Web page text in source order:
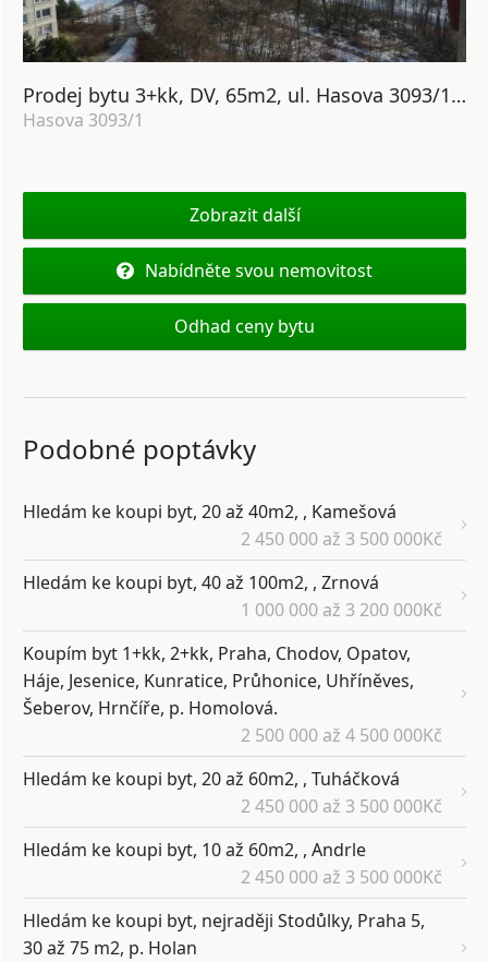
Prodej bytu 3+kk, DV, 65m2, ul. Hasova 3093/1, P-12 Modřany
Hasova 3093/1
Zobrazit další
Nabídněte svou nemovitost
Odhad ceny bytu
Podobné poptávky
Hledám ke koupi byt, 20 až 40m2, , Kamešová
2 450 000 až 3 500 000Kč
Hledám ke koupi byt, 40 až 100m2, , Zrnová
1 000 000 až 3 200 000Kč
Koupím byt 1+kk, 2+kk, Praha, Chodov, Opatov,
Háje, Jesenice, Kunratice, Průhonice, Uhříněves,
Šeberov, Hrnčíře, p. Homolová.
2 500 000 až 4 500 000Kč
Hledám ke koupi byt, 20 až 60m2, , Tuháčková
2 450 000 až 3 500 000Kč
Hledám ke koupi byt, 10 až 60m2, , Andrle
2 450 000 až 3 500 000Kč
Hledám ke koupi byt, nejraději Stodůlky, Praha 5,
30 až 75 m2, p. Holan